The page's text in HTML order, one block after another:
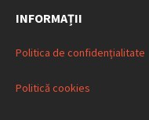
INFORMAȚII
Politica de confidențialitate
Politică cookies